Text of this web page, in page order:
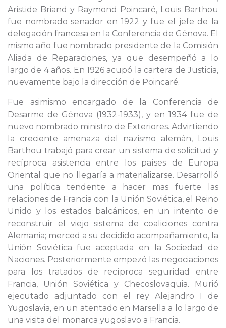
Aristide Briand y Raymond Poincaré, Louis Barthou
fue nombrado senador en 1922 y fue el jefe de la
delegación francesa en la Conferencia de Génova. El
mismo año fue nombrado presidente de la Comisión
Aliada de Reparaciones, ya que desempeñó a lo
largo de 4 años. En 1926 acupó la cartera de Justicia,
nuevamente bajo la dirección de Poincaré.
Fue asimismo encargado de la Conferencia de
Desarme de Génova (1932-1933), y en 1934 fue de
nuevo nombrado ministro de Exteriores. Advirtiendo
la creciente amenaza del nazismo alemán, Louis
Barthou trabajó para crear un sistema de solicitud y
recíproca asistencia entre los países de Europa
Oriental que no llegaría a materializarse. Desarrolló
una política tendente a hacer mas fuerte las
relaciones de Francia con la Unión Soviética, el Reino
Unido y los estados balcánicos, en un intento de
reconstruir el viejo sistema de coaliciones contra
Alemania; merced a su decidido acompañamiento, la
Unión Soviética fue aceptada en la Sociedad de
Naciones. Posteriormente empezó las negociaciones
para los tratados de recíproca seguridad entre
Francia, Unión Soviética y Checoslovaquia. Murió
ejecutado adjuntado con el rey Alejandro I de
Yugoslavia, en un atentado en Marsella a lo largo de
una visita del monarca yugoslavo a Francia.